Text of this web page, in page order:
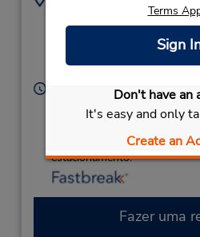
Terms
Sign
Don't have an
It's easy and only
Create an
5223,
Australia
Horário de funcionamento:
Caso esteja vindo de avião, o
dentro do terminal, a uma
estacionamento.
Fazer uma